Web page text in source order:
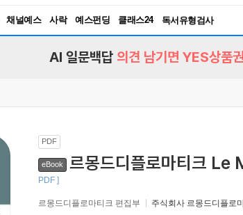
채널예스 사락 예스펀딩 클래스24
독서유형검사
RBTI Lab
AI 일문백답 의견 남기면 YES상품
PDF
eBook 르몽드디플로마티크
PDF ]
르몽드디플로마티크 편집부 주식회사 르몽드디플로